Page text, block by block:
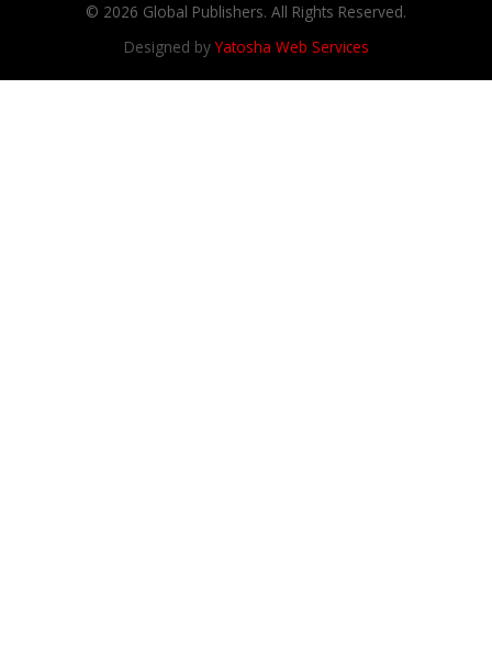
© 2026 Global Publishers. All Rights Reserved.
Designed byYatosha Web Services